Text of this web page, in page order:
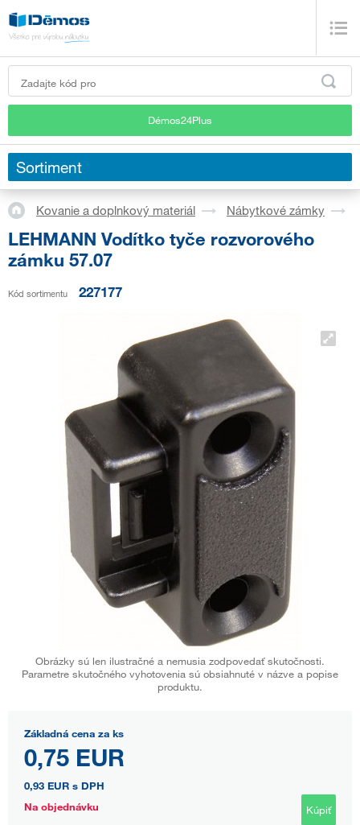
Démos24Plus
Sortiment
Kovanie a doplnkový materiál Nábytkové zámky
LEHMANN Vodítko tyče rozvorového
zámku 57.07
Kód sortimentu 227177
Obrázky sú len ilustračné a nemusia zodpovedať skutočnosti.
Parametre skutočného vyhotovenia sú obsiahnuté v názve a popise
produktu.
Základná cena za ks
0,75 EUR
0,93 EUR s DPH
Na objednávku
Kúpiť